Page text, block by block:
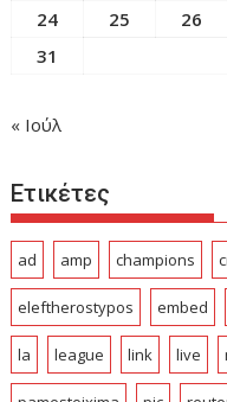
24
25 26
31
« Ιούλ
Ετικέτες
ad amp champions
eleftherostypos embed
la league link live